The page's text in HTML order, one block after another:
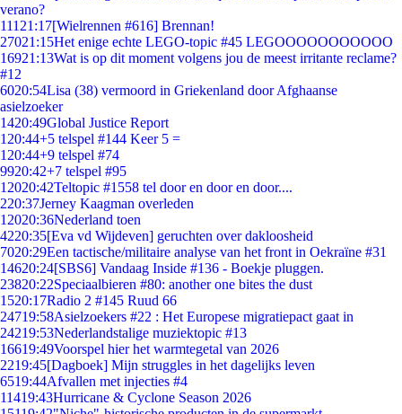
verano?
111 21:17[Wielrennen #616] Brennan!
27021:15Het enige echte LEGO-topic #45 LEGOOOOOOOOOOO
16921:13Wat is op dit moment volgens jou de meest irritante reclame?
#12
6020:54Lisa (38) vermoord in Griekenland door Afghaanse
asielzoeker
1420:49Global Justice Report
1 20:44+5 telspel #144 Keer 5 =
1 20:44+9 telspel #74
9920:42+7 telspel #95
12020:42Teltopic #1558 tel door en door en door....
220:37Jerney Kaagman overleden
12020:36Nederland toen
4220:35[Eva vd Wijdeven] geruchten over dakloosheid
7020:29Een tactische/militaire analyse van het front in Oekraïne #31
14620:24[SBS6] Vandaag Inside #136 - Boekje pluggen.
23820:22Speciaalbieren #80: another one bites the dust
1520:17Radio 2 #145 Ruud 66
24719:58Asielzoekers #22 : Het Europese migratiepact gaat in
24219:53Nederlandstalige muziektopic #13
16619:49Voorspel hier het warmtegetal van 2026
2219:45[Dagboek] Mijn struggles in het dagelijks leven
6519:44Afvallen met injecties #4
11419:43Hurricane & Cyclone Season 2026